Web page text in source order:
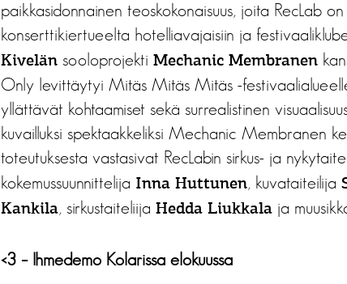
paikkasidonnainen teoskokonaisuus, joita RecLab
konserttikiertueelta hotelliavajaisiin ja
Kivelän sooloprojekti Mechanic Membranen
Only levittäytyi Mitäs Mitäs Mitäs -
yllättävät kohtaamiset sekä surrealistinen
kuvailluksi spektaakkeliksi Mechanic Membranen
toteutuksesta vastasivat RecLabin sirkus- ja
kokemussuunnittelija Inna Huttunen, kuvataiteilija
Kankila, sirkustaiteliija Hedda Liukkala ja
<3 – Ihmedemo Kolarissa elokuussa